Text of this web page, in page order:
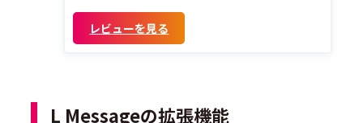
機能が活用できます。
レビューを見る
L Messageの拡張機能